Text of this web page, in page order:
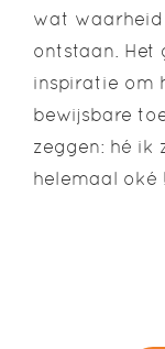
wat waarheid
ontstaan. Het
inspiratie om
bewijsbare
zeggen: hé ik
helemaal oké !